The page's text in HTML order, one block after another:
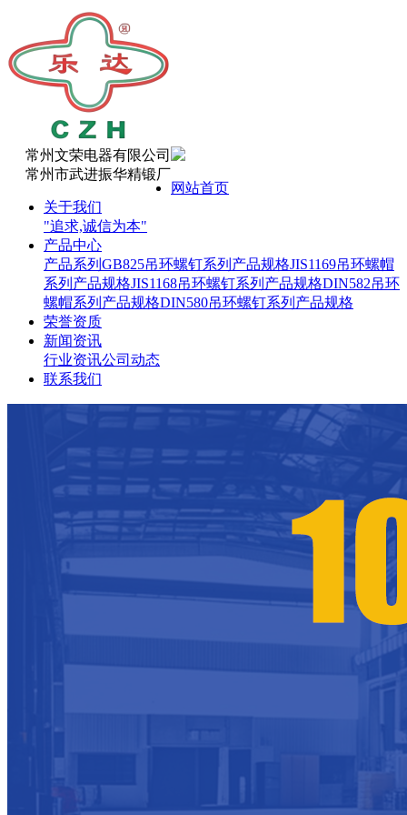
常州文荣电器有限公司
常州市武进振华精锻厂
网站首页
关于我们
"追求,诚信为本"
产品中心
产品系列 GB825吊环螺钉系列产品规格JIS1169吊环螺帽
系列产品规格JIS1168吊环螺钉系列产品规格DIN582吊环
螺帽系列产品规格DIN580吊环螺钉系列产品规格
荣誉资质
新闻资讯
行业资讯公司动态
联系我们